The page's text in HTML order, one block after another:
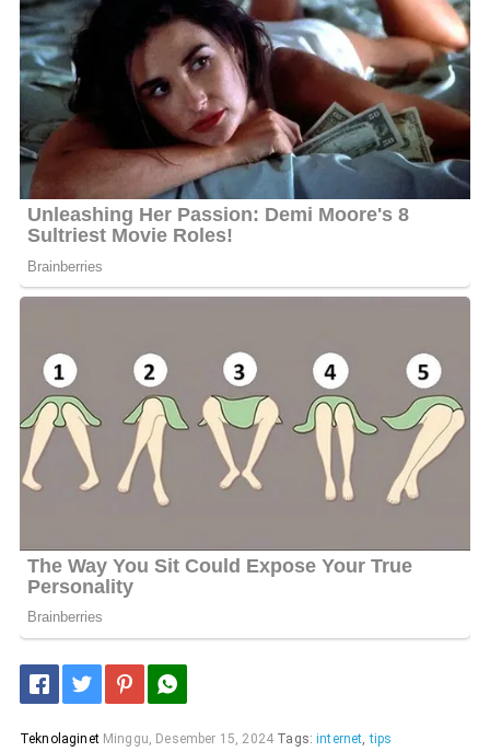
Teknolaginet Minggu, Desember 15, 2024 Tags:internet,tips